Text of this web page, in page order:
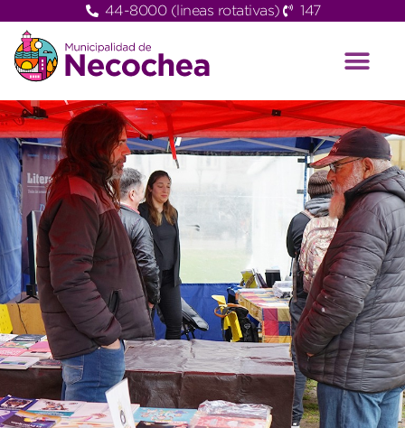
44-8000 (lineas rotativas) 147